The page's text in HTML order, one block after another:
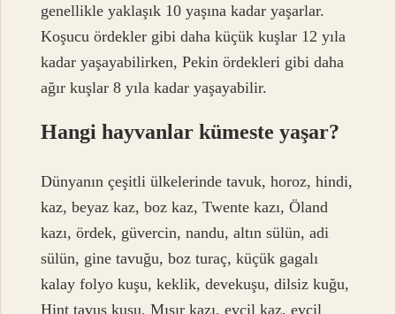
genellikle yaklaşık 10 yaşına kadar yaşarlar.
Koşucu ördekler gibi daha küçük kuşlar 12 yıla
kadar yaşayabilirken, Pekin ördekleri gibi daha
ağır kuşlar 8 yıla kadar yaşayabilir.
Hangi hayvanlar kümeste yaşar?
Dünyanın çeşitli ülkelerinde tavuk, horoz, hindi,
kaz, beyaz kaz, boz kaz, Twente kazı, Öland
kazı, ördek, güvercin, nandu, altın sülün, adi
sülün, gine tavuğu, boz turaç, küçük gagalı
kalay folyo kuşu, keklik, devekuşu, dilsiz kuğu,
Hint tavus kuşu, Mısır kazı, evcil kaz, evcil